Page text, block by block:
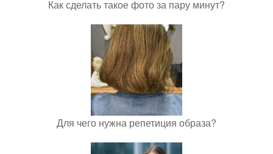
Как сделать такое фото за пару минут?
Для чего нужна репетиция образа?